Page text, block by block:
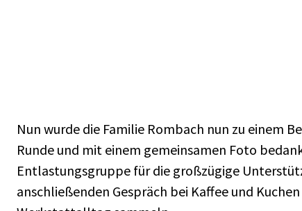
Nun wurde die Familie Rombach nun zu einem
Runde und mit einem gemeinsamen Foto
Entlastungsgruppe für die großzügige
anschließenden Gespräch bei Kaffee und